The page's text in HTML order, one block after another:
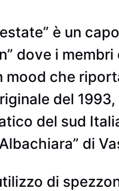
è un
dove i
che
del
del sud
di
di